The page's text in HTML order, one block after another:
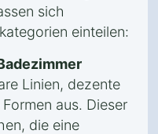
sich
einteilen:
Linien, dezente
aus. Dieser
die eine